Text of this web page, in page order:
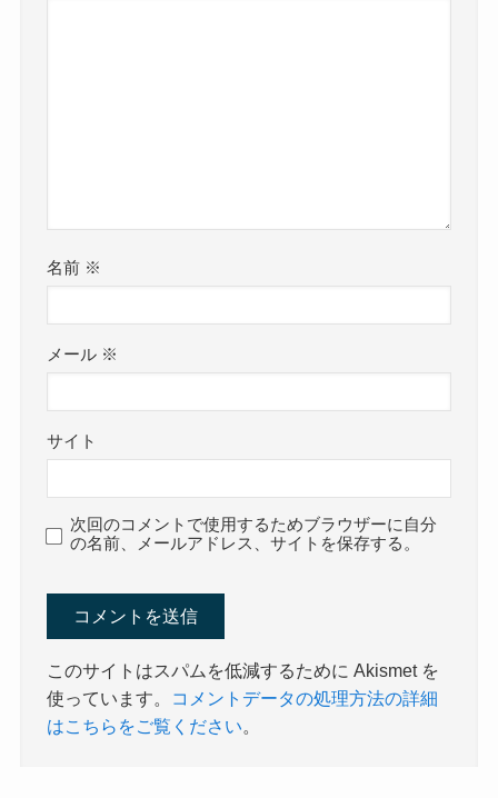
名前 ※
メール ※
サイト
次回のコメントで使用するためブラウザーに自分
の名前、メールアドレス、サイトを保存する。
このサイトはスパムを低減するために Akismet を
使っています。
コメントデータの処理方法の詳細
はこちらをご覧ください。